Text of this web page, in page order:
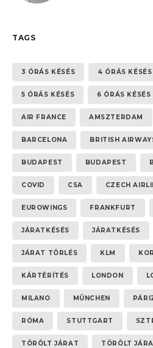
TAGS
3 ÓRÁS KÉSÉS 4 ÓRÁS KÉSÉS
5 ÓRÁS KÉSÉS 6 ÓRÁS KÉSÉS
AIR FRANCE AMSZTERDAM
BARCELONA BRITISH
BUDAPEST BUDAPEST
COVID CSA CZECH
EUROWINGS FRANKFURT
JÁRATKÉSÉS JÁRATKÉSÉS
JÁRAT TÖRLÉS KLM
KÁRTÉRÍTÉS LONDON
MILANO MÜNCHEN
RÓMA STUTTGART
TÖRÖLT JÁRAT TÖRÖLT